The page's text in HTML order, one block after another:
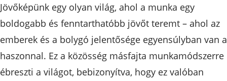
Jövőképünk egy olyan világ, ahol a munka egy
boldogabb és fenntarthatóbb jövőt teremt – ahol az
emberek és a bolygó jelentősége egyensúlyban van a
haszonnal. Ez a közösség másfajta munkamódszerre
ébreszti a világot, bebizonyítva, hogy ez valóban